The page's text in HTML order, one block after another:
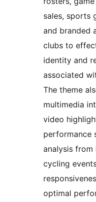
sales, sports
and branded
clubs to
identity and
associated
The theme
multimedia
video
performance
analysis
cycling
optimal